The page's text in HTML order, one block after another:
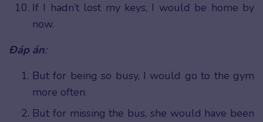
If I hadn’t lost my keys, I would be home by
now.
Đáp án:
But for being so busy, I would go to the gym
more often.
But for missing the bus, she would have been